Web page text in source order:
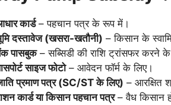
कार्ड– पहचान पत्र के रूप में।
दस्तावेज (खसरा-खतौनी) – किसान के
पासबुक– सब्सिडी की राशि ट्रांसफर करने के
साइज फोटो– आवेदन फॉर्म के लिए।
प्रमाण पत्र (SC/ST के लिए) – आरक्षित
कार्ड या किसान पहचान पत्र– वैध किसान